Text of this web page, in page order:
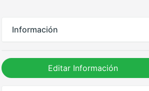
Información
Editar Información